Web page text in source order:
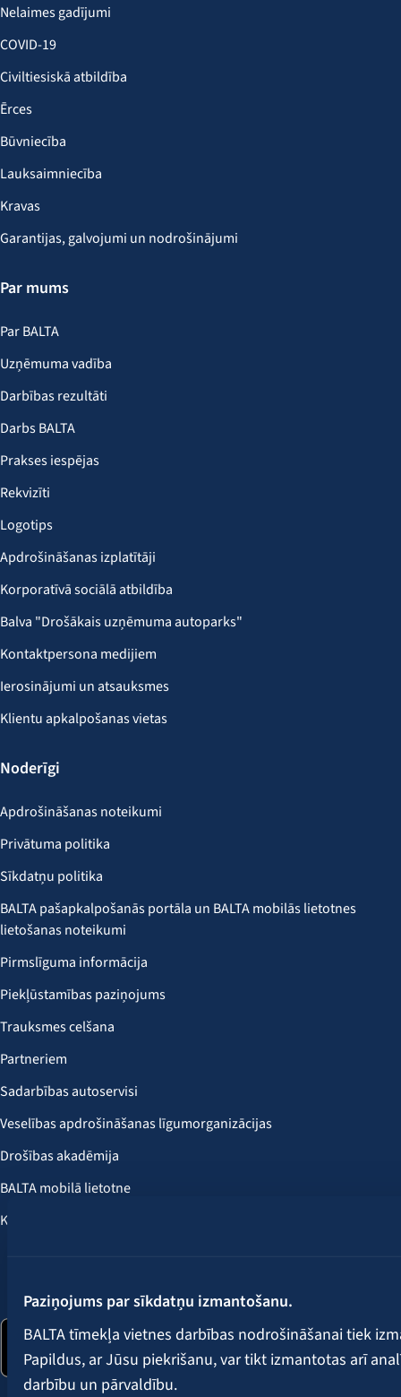
Paziņojums par sīkdatņu izmantošanu.
BALTA tīmekļa vietnes darbības nodrošināšanai tiek
Papildus, ar Jūsu piekrišanu, var tikt izmantotas arī
darbību un pārvaldību.
Nelaimes gadījumi
COVID-19
Civiltiesiskā atbildība
Ērces
Būvniecība
Lauksaimniecība
Kravas
Garantijas, galvojumi un nodrošinājumi
Par mums
Par BALTA
Uzņēmuma vadība
Darbības rezultāti
Darbs BALTA
Prakses iespējas
Rekvizīti
Logotips
Apdrošināšanas izplatītāji
Korporatīvā sociālā atbildība
Balva "Drošākais uzņēmuma autoparks"
Kontaktpersona medijiem
Ierosinājumi un atsauksmes
Klientu apkalpošanas vietas
Noderīgi
Apdrošināšanas noteikumi
Privātuma politika
Sīkdatņu politika
BALTA pašapkalpošanās portāla un BALTA mobilās lietotnes
lietošanas noteikumi
Pirmslīguma informācija
Piekļūstamības paziņojums
Trauksmes celšana
Partneriem
Sadarbības autoservisi
Veselības apdrošināšanas līgumorganizācijas
Drošības akadēmija
BALTA mobilā lietotne
Klientu labumi